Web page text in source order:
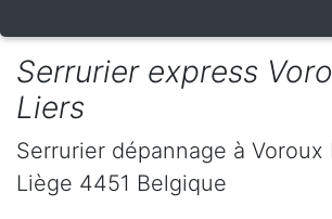
Serrurier express
Liers
Serrurier dépannage à Voroux
Liège 4451 Belgique